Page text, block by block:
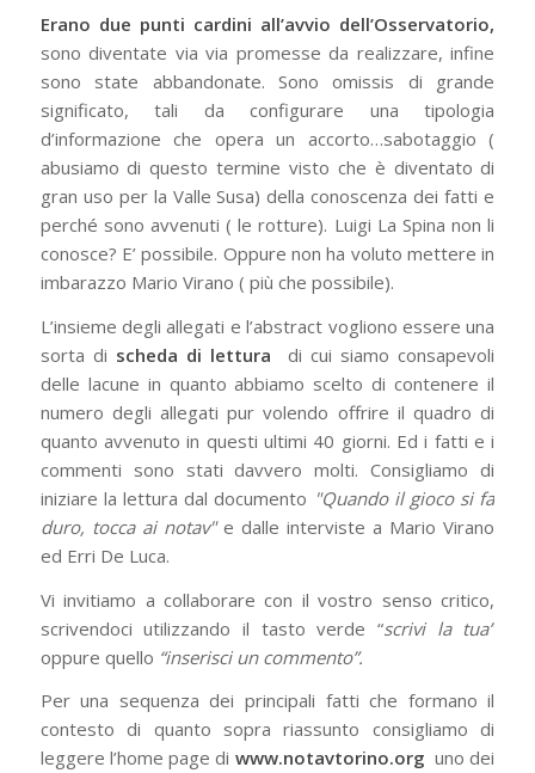
Erano due punti cardini all’avvio dell’Osservatorio,
sono diventate via via promesse da realizzare, infine
sono state abbandonate. Sono omissis di grande
significato, tali da configurare una tipologia
d’informazione che opera un accorto…sabotaggio (
abusiamo di questo termine visto che è diventato di
gran uso per la Valle Susa) della conoscenza dei fatti e
perché sono avvenuti ( le rotture). Luigi La Spina non li
conosce? E’ possibile. Oppure non ha voluto mettere in
imbarazzo Mario Virano ( più che possibile).
L’insieme degli allegati e l’abstract vogliono essere una
sorta di scheda di lettura di cui siamo consapevoli
delle lacune in quanto abbiamo scelto di contenere il
numero degli allegati pur volendo offrire il quadro di
quanto avvenuto in questi ultimi 40 giorni. Ed i fatti e i
commenti sono stati davvero molti. Consigliamo di
iniziare la lettura dal documento "Quando il gioco si fa
duro, tocca ai notav"e dalle interviste a Mario Virano
ed Erri De Luca.
Vi invitiamo a collaborare con il vostro senso critico,
scrivendoci utilizzando il tasto verde “scrivi la tua”
oppure quello “inserisci un commento”.
Per una sequenza dei principali fatti che formano il
contesto di quanto sopra riassunto consigliamo di
leggere l’home page di www.notavtorino.org uno dei